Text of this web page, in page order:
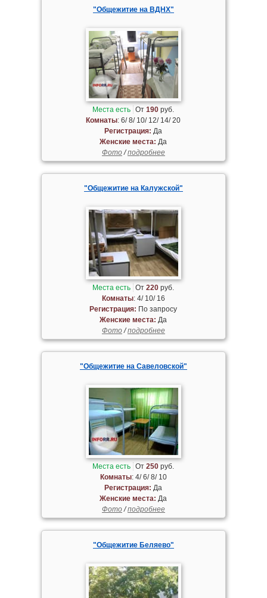
"Общежитие на ВДНХ"
Места есть От190 руб.
Комнаты: 6/ 8/ 10/ 12/ 14/ 20
Регистрация: Да
Женские места: Да
Фото/подробнее
"Общежитие на Калужской"
Места есть От220 руб.
Комнаты: 4/ 10/ 16
Регистрация: По запросу
Женские места: Да
Фото/подробнее
"Общежитие на Савеловской"
Места есть От250 руб.
Комнаты: 4/ 6/ 8/ 10
Регистрация: Да
Женские места: Да
Фото/подробнее
"Общежитие Беляево"